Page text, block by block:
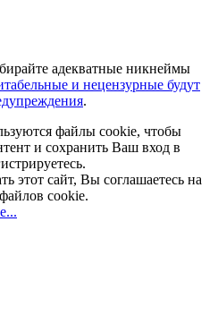
адекватные никнеймы
и нецензурные будут
.
файлы cookie, чтобы
и сохранить Ваш вход в
этот сайт, Вы соглашаетесь на
cookie.